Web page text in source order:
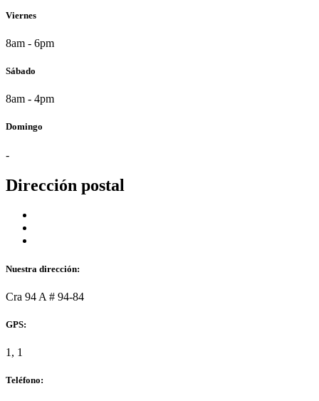
Viernes
8am - 6pm
Sábado
8am - 4pm
Domingo
-
Dirección postal
Nuestra dirección:
Cra 94 A # 94-84
GPS:
1, 1
Teléfono: